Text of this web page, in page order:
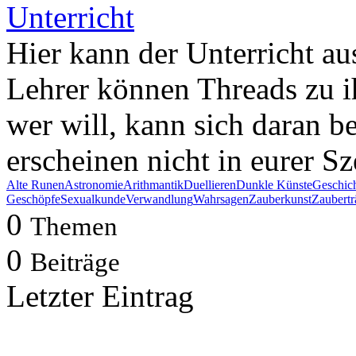
Unterricht
Hier kann der Unterricht
Lehrer können Threads zu
wer will, kann sich daran
erscheinen nicht in eurer
Alte RunenAstronomieArithmantikDuellierenDunkle Künste
GeschöpfeSexualkundeVerwandlungWahrsagenZauberkunst
0 Themen
0 Beiträge
Letzter Eintrag